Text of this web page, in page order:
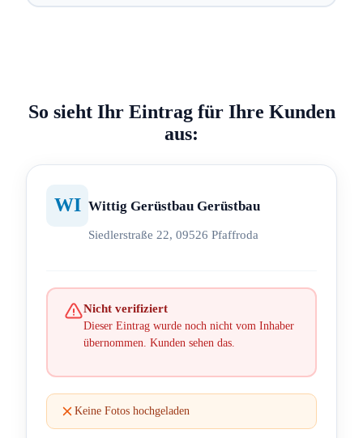
So sieht Ihr Eintrag für Ihre Kunden
aus:
WI Wittig Gerüstbau Gerüstbau
Siedlerstraße 22, 09526 Pfaffroda
Nicht verifiziert
Dieser Eintrag wurde noch nicht vom Inhaber
übernommen. Kunden sehen das.
Keine Fotos hochgeladen